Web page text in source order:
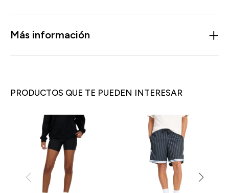
Más información
PRODUCTOS QUE TE PUEDEN INTERESAR